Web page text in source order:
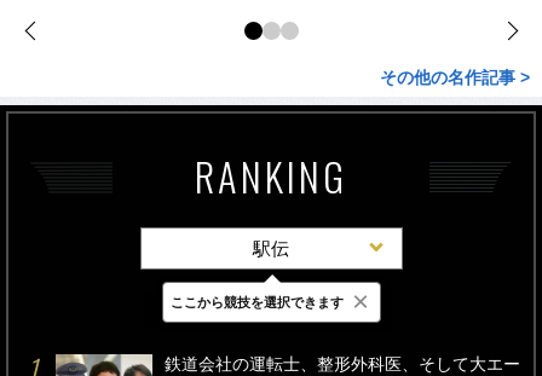
その他の名作記事 >
RANKING
駅伝
最新 24時間 週間
鉄道会社の運転士、整形外科医、そして大エー
ここから競技を選択できます ×